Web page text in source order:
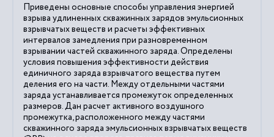
Приведены основные способы управления энергией
взрыва удлиненных скважинных зарядов эмульсионных
взрывчатых веществ и расчеты эффективных
интервалов замедления при разновременном
взрывании частей скважинного заряда. Определены
условия повышения эффективности действия
единичного заряда взрывчатого вещества путем
деления его на части. Между отдельными частями
заряда устанавливается промежуток определенных
размеров. Дан расчет активного воздушного
промежутка, расположенного между частями
скважинного заряда эмульсионных взрывчатых веществ